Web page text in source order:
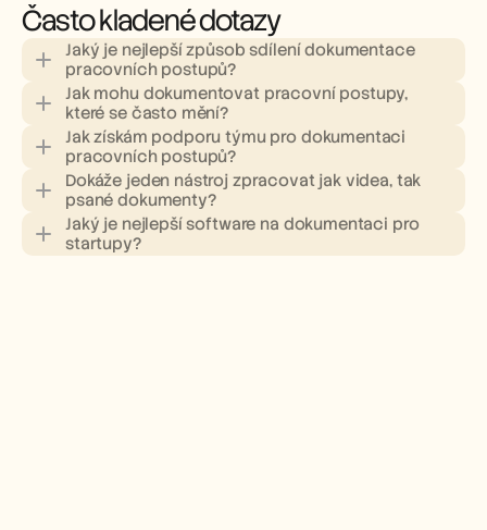
Často kladené dotazy
Jaký je nejlepší způsob sdílení dokumentace
pracovních postupů?
Jak mohu dokumentovat pracovní postupy,
které se často mění?
Jak získám podporu týmu pro dokumentaci
pracovních postupů?
Dokáže jeden nástroj zpracovat jak videa, tak
psané dokumenty?
Jaký je nejlepší software na dokumentaci pro
startupy?